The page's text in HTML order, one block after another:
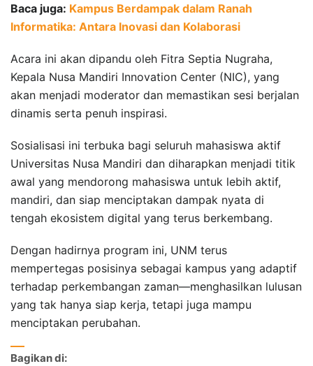
Baca juga: Kampus Berdampak dalam Ranah
Informatika: Antara Inovasi dan Kolaborasi
Acara ini akan dipandu oleh Fitra Septia Nugraha,
Kepala Nusa Mandiri Innovation Center (NIC), yang
akan menjadi moderator dan memastikan sesi berjalan
dinamis serta penuh inspirasi.
Sosialisasi ini terbuka bagi seluruh mahasiswa aktif
Universitas Nusa Mandiri dan diharapkan menjadi titik
awal yang mendorong mahasiswa untuk lebih aktif,
mandiri, dan siap menciptakan dampak nyata di
tengah ekosistem digital yang terus berkembang.
Dengan hadirnya program ini, UNM terus
mempertegas posisinya sebagai kampus yang adaptif
terhadap perkembangan zaman—menghasilkan lulusan
yang tak hanya siap kerja, tetapi juga mampu
menciptakan perubahan.
Bagikan di: